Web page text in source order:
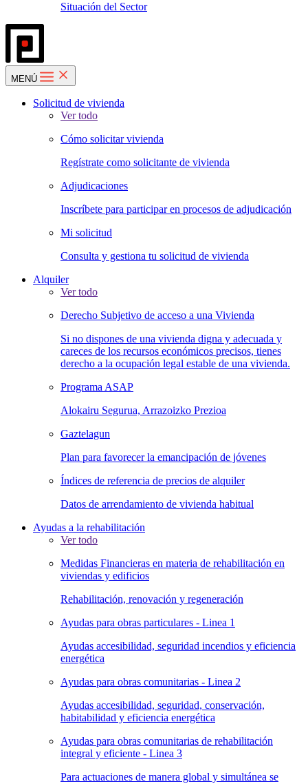
Situación del Sector
MENÚ
Solicitud de vivienda
Ver todo
Cómo solicitar vivienda
Regístrate como solicitante de vivienda
Adjudicaciones
Inscríbete para participar en procesos de adjudicación
Mi solicitud
Consulta y gestiona tu solicitud de vivienda
Alquiler
Ver todo
Derecho Subjetivo de acceso a una Vivienda
Si no dispones de una vivienda digna y adecuada y
careces de los recursos económicos precisos, tienes
derecho a la ocupación legal estable de una vivienda.
Programa ASAP
Alokairu Segurua, Arrazoizko Prezioa
Gaztelagun
Plan para favorecer la emancipación de jóvenes
Índices de referencia de precios de alquiler
Datos de arrendamiento de vivienda habitual
Ayudas a la rehabilitación
Ver todo
Medidas Financieras en materia de rehabilitación en
viviendas y edificios
Rehabilitación, renovación y regeneración
Ayudas para obras particulares - Linea 1
Ayudas accesibilidad, seguridad incendios y eficiencia
energética
Ayudas para obras comunitarias - Linea 2
Ayudas accesibilidad, seguridad, conservación,
habitabilidad y eficiencia energética
Ayudas para obras comunitarias de rehabilitación
integral y eficiente - Linea 3
Para actuaciones de manera global y simultánea se